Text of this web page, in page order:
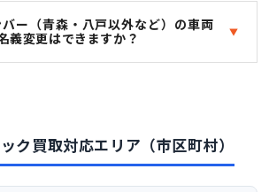
ー（青森・八戸以外など）の車両
義変更はできますか？
ク買取対応エリア（市区町村）